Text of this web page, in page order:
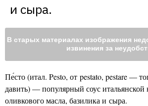
и сыра.
В старых материалах изображения
извинения за
Пе́сто (итал. Pesto, от pestato, pestare —
давить) — популярный соус итальянской
оливкового масла, базилика и сыра.